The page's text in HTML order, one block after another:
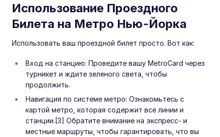
Использование Проездного
Билета на Метро Нью-Йорка
Использовать ваш проездной билет просто. Вот как:
Вход на станцию: Проведите вашу MetroCard через
турникет и ждите зеленого света, чтобы
продолжить.
Навигация по системе метро: Ознакомьтесь с
картой метро, которая содержит все линии и
станции.[3] Обратите внимание на экспресс- и
местные маршруты, чтобы гарантировать, что вы